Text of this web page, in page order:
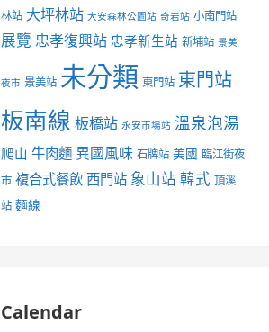
林站 大坪林站 大安森林公園站 奇岩站 小南門站
展覽 忠孝復興站 忠孝新生站 新埔站 景美
夜市 景美站 未分類 東門站 東門站
板南線 板橋站 永安市場站 溫泉泡湯
爬山 牛肉麵 異國風味 石牌站 美國 臨江街夜
市 複合式餐飲 西門站 象山站 韓式 頂溪
站 麵線
Calendar